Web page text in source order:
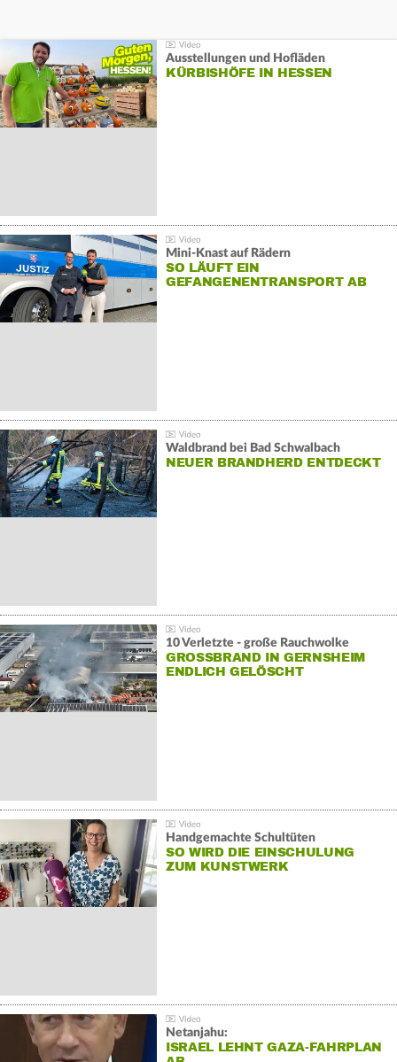
Ausstellungen und Hofläden
KÜRBISHÖFE IN HESSEN
Mini-Knast auf Rädern
SO LÄUFT EIN
GEFANGENENTRANSPORT AB
Waldbrand bei Bad Schwalbach
NEUER BRANDHERD ENTDECKT
10 Verletzte - große Rauchwolke
GROSSBRAND IN GERNSHEIM E
NDLICH GELÖSCHT
Handgemachte Schultüten
SO WIRD DIE EINSCHULUNG
ZUM KUNSTWERK
Netanjahu:
ISRAEL LEHNT GAZA-FAHRPLAN